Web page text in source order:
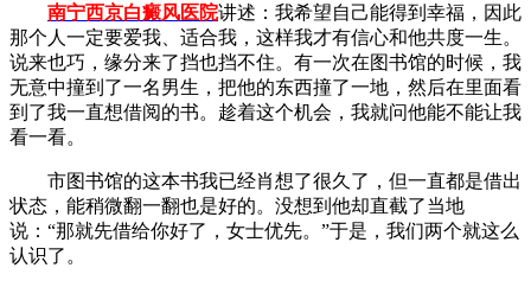
南宁西京白癜风医院讲述：我希望自己能得到幸福，因此
那个人一定要爱我、适合我，这样我才有信心和他共度一生。
说来也巧，缘分来了挡也挡不住。有一次在图书馆的时候，我
无意中撞到了一名男生，把他的东西撞了一地，然后在里面看
到了我一直想借阅的书。趁着这个机会，我就问他能不能让我
看一看。
市图书馆的这本书我已经肖想了很久了，但一直都是借出
状态，能稍微翻一翻也是好的。没想到他却直截了当地
说：“那就先借给你好了，女士优先。”于是，我们两个就这么
认识了。